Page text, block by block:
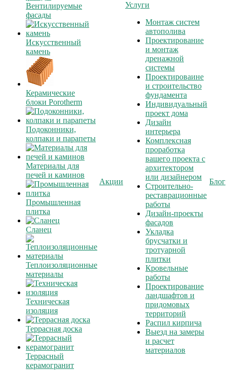
Вентилируемые
фасады
Искусственный
камень
Керамические
блоки Porotherm
Подоконники,
колпаки и парапеты
Материалы для
печей и каминов
Промышленная
плитка
Сланец
Теплоизоляционные
материалы
Техническая
изоляция
Террасная доска
Террасный
керамогранит
Акции
Услуги
Монтаж систем
автополива
Проектирование
и монтаж
дренажной
системы
Проектироваине
и строительство
фундамента
Индивидуальный
проект дома
Дизайн
интерьера
Комплексная
проработка
вашего проекта с
архитектором
или дизайнером
Строительно-
реставрационные
работы
Дизайн-проекты
фасадов
Укладка
брусчатки и
тротуарной
плитки
Кровельные
работы
Проектирование
ландшафтов и
придомовых
территорий
Распил кирпича
Выезд на замеры
и расчет
материалов
Блог